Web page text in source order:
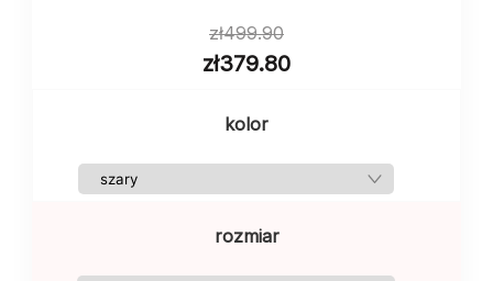
zł499.90
zł379.80
kolor
rozmiar